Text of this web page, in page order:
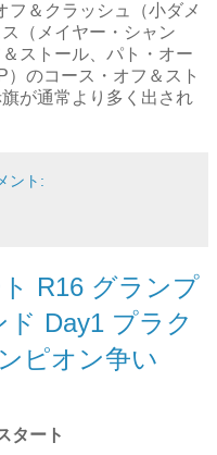
フ＆クラッシュ（小ダメ
（メイヤー・シャン
ストール、パト・オー
のコース・オフ＆スト
が通常より多く出され
ント:
R16 グランプ
Day1 プラク
ピオン争い
タート